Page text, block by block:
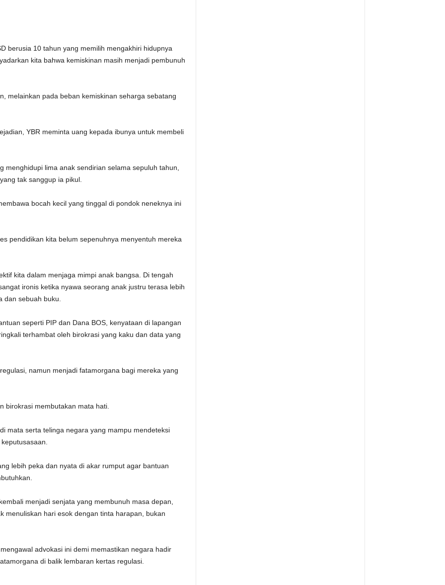
berusia 10 tahun yang memilih mengakhiri hidupnya
kita bahwa kemiskinan masih menjadi pembunuh
melainkan pada beban kemiskinan seharga sebatang
YBR meminta uang kepada ibunya untuk membeli
menghidupi lima anak sendirian selama sepuluh tahun,
tak sanggup ia pikul.
bocah kecil yang tinggal di pondok neneknya ini
pendidikan kita belum sepenuhnya menyentuh mereka
kita dalam menjaga mimpi anak bangsa. Di tengah
ironis ketika nyawa seorang anak justru terasa lebih
dan sebuah buku.
seperti PIP dan Dana BOS, kenyataan di lapangan
terhambat oleh birokrasi yang kaku dan data yang
namun menjadi fatamorgana bagi mereka yang
birokrasi membutakan mata hati.
mata serta telinga negara yang mampu mendeteksi
lebih peka dan nyata di akar rumput agar bantuan
menjadi senjata yang membunuh masa depan,
menuliskan hari esok dengan tinta harapan, bukan
advokasi ini demi memastikan negara hadir
di balik lembaran kertas regulasi.